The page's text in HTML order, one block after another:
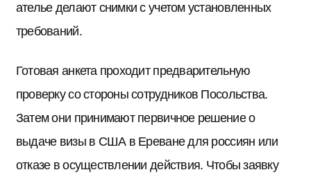
ателье делают снимки с учетом установленных
требований.
Готовая анкета проходит предварительную
проверку со стороны сотрудников Посольства.
Затем они принимают первичное решение о
выдаче визы в США в Ереване для россиян или
отказе в осуществлении действия. Чтобы заявку